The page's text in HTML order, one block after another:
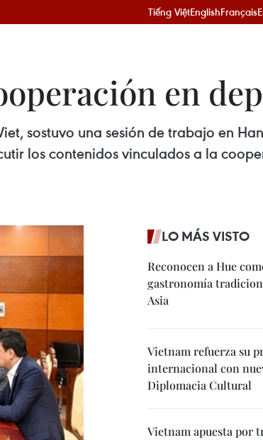
Tiếng ViệtEnglishFrançais
en
sostuvo una sesión de trabajo en
los contenidos vinculados a la
LO MÁS VISTO
Reconocen a Hue
gastronomía
Asia
Vietnam refuerza su
internacional con
Diplomacia Cultural
Vietnam apuesta por